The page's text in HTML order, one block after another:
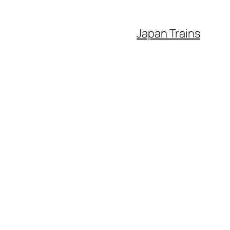
Japan Trains